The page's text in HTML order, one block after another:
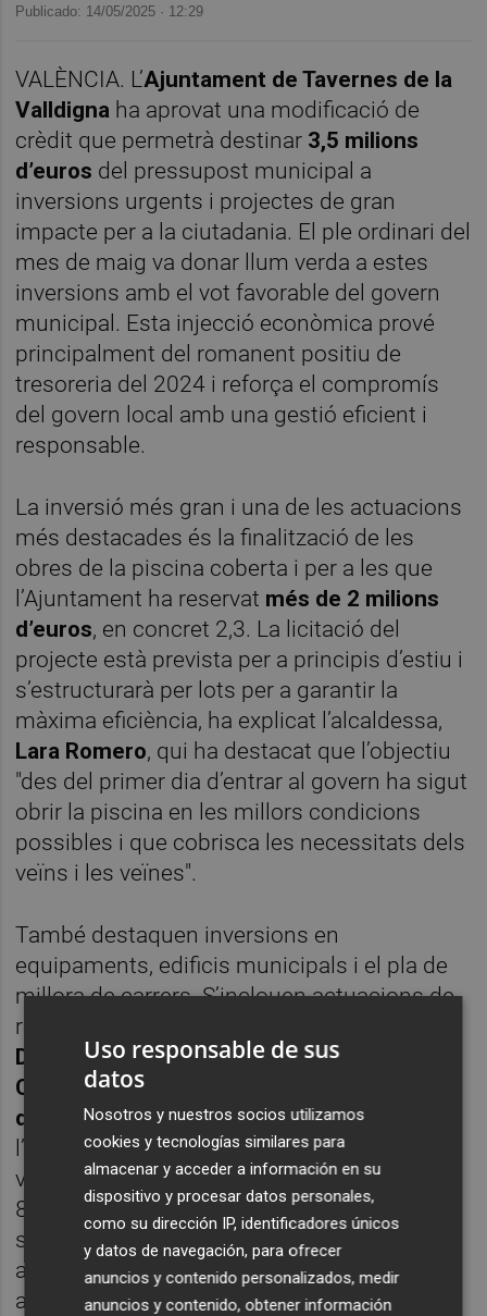
Publicado: 14/05/2025 · 12:29
VALÈNCIA. L’Ajuntament de Tavernes de la
Valldigna ha aprovat una modificació de
crèdit que permetrà destinar 3,5 milions
d’euros del pressupost municipal a
inversions urgents i projectes de gran
impacte per a la ciutadania. El ple ordinari del
mes de maig va donar llum verda a estes
inversions amb el vot favorable del govern
municipal. Esta injecció econòmica prové
principalment del romanent positiu de
tresoreria del 2024 i reforça el compromís
del govern local amb una gestió eficient i
responsable.
La inversió més gran i una de les actuacions
més destacades és la finalització de les
obres de la piscina coberta i per a les que
l’Ajuntament ha reservat més de 2 milions
d’euros, en concret 2,3. La licitació del
projecte està prevista per a principis d’estiu i
s’estructurarà per lots per a garantir la
màxima eficiència, ha explicat l’alcaldessa,
Lara Romero, qui ha destacat que l’objectiu
"des del primer dia d’entrar al govern ha sigut
obrir la piscina en les millors condicions
possibles i que cobrisca les necessitats dels
veïns i les veïnes".
També destaquen inversions en
equipaments, edificis municipals i el pla de
millora de carrers. S’inclouen actuacions de
reparació en la façana del
Dolores Rojas Almel·la (45.443 euros)
Casa de la Música (48.397 euros)
de l’ajuntament (38.607 euros), així com
l’adquisició de postes sanitàries i torres de
vigilància per a la platja amb un import de
85.000 euros. En la millora de carrers
s’apostarà per la senyalització intel·ligent
amb una inversió de 40.000 euros, sumant
així una important modernització
Uso responsable de sus
datos
Nosotros y nuestros socios utilizamos
cookies y tecnologías similares para
almacenar y acceder a información en su
dispositivo y procesar datos personales,
como su dirección IP, identificadores únicos
y datos de navegación, para ofrecer
anuncios y contenido personalizados, medir
anuncios y contenido, obtener información